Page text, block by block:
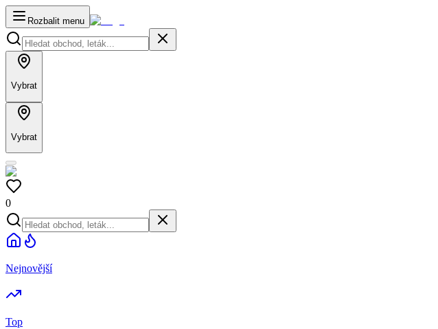
Rozbalit menu
Vybrat
Vybrat
0
Nejnovější
Top